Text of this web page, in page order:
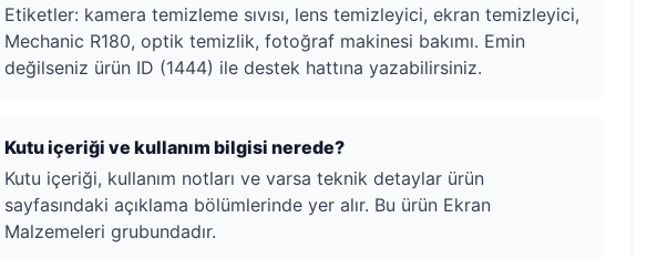
Etiketler: kamera temizleme sıvısı, lens temizleyici, ekran temizleyici,
Mechanic R180, optik temizlik, fotoğraf makinesi bakımı. Emin
değilseniz ürün ID (1444) ile destek hattına yazabilirsiniz.
Kutu içeriği ve kullanım bilgisi nerede?
Kutu içeriği, kullanım notları ve varsa teknik detaylar ürün
sayfasındaki açıklama bölümlerinde yer alır. Bu ürün Ekran
Malzemeleri grubundadır.